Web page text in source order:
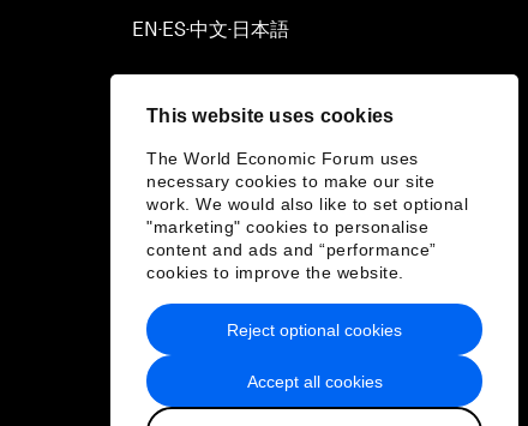
This website uses cookies
The World Economic Forum uses
necessary cookies to make our site
work. We would also like to set optional
"marketing" cookies to personalise
content and ads and “performance”
cookies to improve the website.
Accept all cookies
Reject optional cookies
EN ▪ ES▪中文▪ 日本語